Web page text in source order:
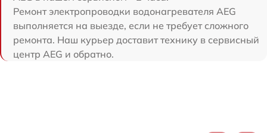
Ремонт электропроводки водонагревателя AEG
выполняется на выезде, если не требует сложного
ремонта. Наш курьер доставит технику в сервисный
центр AEG и обратно.